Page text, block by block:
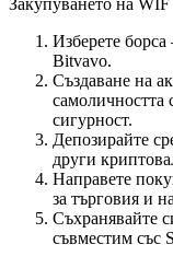
Закупуването на WIF
Изберете
Bitvavo.
Създаване на
самоличността
сигурност.
Депозирайте
други
Направете
за търговия и
Съхранявайте
съвместим със